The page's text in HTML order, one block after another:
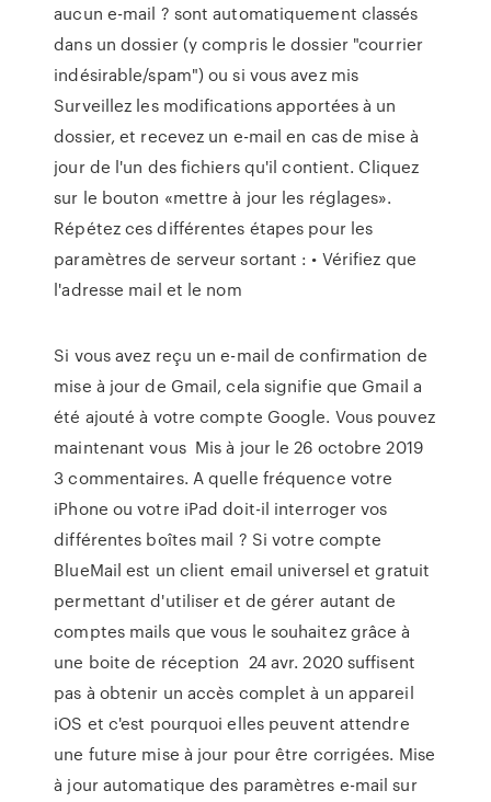
aucun e-mail ? sont automatiquement classés
dans un dossier (y compris le dossier "courrier
indésirable/spam") ou si vous avez mis
Surveillez les modifications apportées à un
dossier, et recevez un e-mail en cas de mise à
jour de l'un des fichiers qu'il contient. Cliquez
sur le bouton «mettre à jour les réglages».
Répétez ces différentes étapes pour les
paramètres de serveur sortant : • Vérifiez que
l'adresse mail et le nom
Si vous avez reçu un e-mail de confirmation de
mise à jour de Gmail, cela signifie que Gmail a
été ajouté à votre compte Google. Vous pouvez
maintenant vous Mis à jour le 26 octobre 2019
3 commentaires. A quelle fréquence votre
iPhone ou votre iPad doit-il interroger vos
différentes boîtes mail ? Si votre compte
BlueMail est un client email universel et gratuit
permettant d'utiliser et de gérer autant de
comptes mails que vous le souhaitez grâce à
une boite de réception 24 avr. 2020 suffisent
pas à obtenir un accès complet à un appareil
iOS et c'est pourquoi elles peuvent attendre
une future mise à jour pour être corrigées. Mise
à jour automatique des paramètres e-mail sur